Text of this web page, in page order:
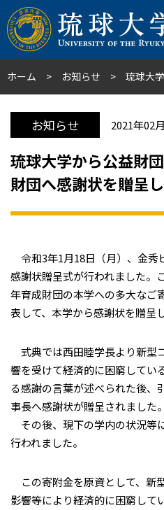
ホーム お知らせ 琉球大学から
お知らせ 2021年02
琉球大学から公益財
財団へ感謝状を贈呈
令和3年1月18日（月）、金秀
感謝状贈呈式が行われました。
年育成財団の本学への多大なご
表して、本学から感謝状を贈呈
式典では西田睦学長より新型
響を受けて経済的に困窮してい
る感謝の言葉が述べられた後、
事長へ感謝状が贈呈されました。
その後、現下の学内の状況等
行われました。
この寄附金を原資として、新
影響等により経済的に困窮して